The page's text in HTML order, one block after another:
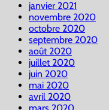
janvier 2021
novembre 2020
octobre 2020
septembre 2020
août 2020
juillet 2020
juin 2020
mai 2020
avril 2020